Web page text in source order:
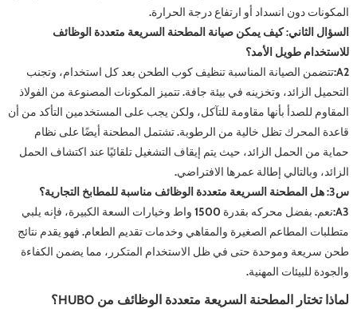
المكونات دون انسداد أو ارتفاع درجة الحرارة.
السؤال الثاني: كيف يمكن صيانة المطحنة السريعة متعددة الوظائف
للاستخدام طويل الأمد؟
A2:تتضمن الصيانة المناسبة تنظيف كوب الطحن بعد كل استخدام، وتجنب
التحميل الزائد، وتخزينه في بيئة جافة. تتميز المكونات المصنوعة من الفولاذ
المقاوم للصدأ بأنها مقاومة للتآكل، ولكن يجب على المستخدمين التأكد من أن
قاعدة المحرك تظل خالية من الرطوبة. تشتمل المطحنة أيضًا على نظام
حماية من الحمل الزائد، حيث يتم إيقاف التشغيل تلقائيًا عند اكتشاف الحمل
الزائد، وبالتالي إطالة عمرها الافتراضي.
س3: هل المطحنة السريعة متعددة الوظائف مناسبة للمطابخ التجارية؟
A3:
نعم. بفضل محركه بقدرة 1500 واط وخيارات السعة الكبيرة، فإنه يلبي
متطلبات المطاعم الصغيرة والمقاهي وخدمات تقديم الطعام. فهو يقدم نتائج
طحن سريعة وموحدة حتى في ظل الاستخدام المتكرر، مما يضمن الكفاءة
والجودة للبيئات المهنية.
لماذا تختار المطحنة السريعة متعددة الوظائف من HUBO؟